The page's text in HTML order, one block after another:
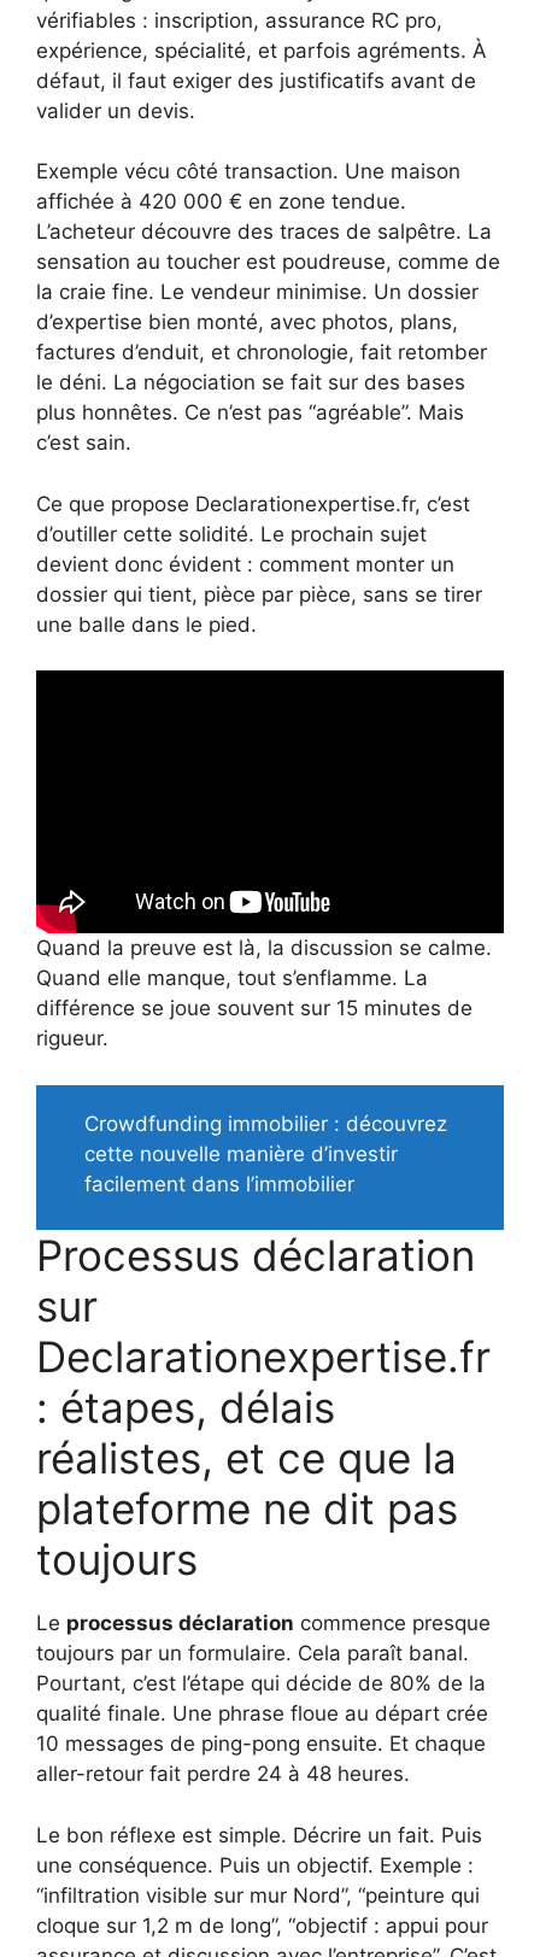
vérifiables : inscription, assurance RC pro,
expérience, spécialité, et parfois agréments. À
défaut, il faut exiger des justificatifs avant de
valider un devis.
Exemple vécu côté transaction. Une maison
affichée à 420 000 € en zone tendue.
L’acheteur découvre des traces de salpêtre. La
sensation au toucher est poudreuse, comme de
la craie fine. Le vendeur minimise. Un dossier
d’expertise bien monté, avec photos, plans,
factures d’enduit, et chronologie, fait retomber
le déni. La négociation se fait sur des bases
plus honnêtes. Ce n’est pas “agréable”. Mais
c’est sain.
Ce que propose Declarationexpertise.fr, c’est
d’outiller cette solidité. Le prochain sujet
devient donc évident : comment monter un
dossier qui tient, pièce par pièce, sans se tirer
une balle dans le pied.
Quand la preuve est là, la discussion se calme.
Quand elle manque, tout s’enflamme. La
différence se joue souvent sur 15 minutes de
rigueur.
Crowdfunding immobilier : découvrez
cette nouvelle manière d’investir
facilement dans l’immobilier
Processus déclaration
sur
Declarationexpertise.fr
: étapes, délais
réalistes, et ce que la
plateforme ne dit pas
toujours
Le processus déclaration commence presque
toujours par un formulaire. Cela paraît banal.
Pourtant, c’est l’étape qui décide de 80% de la
qualité finale. Une phrase floue au départ crée
10 messages de ping-pong ensuite. Et chaque
aller-retour fait perdre 24 à 48 heures.
Le bon réflexe est simple. Décrire un fait. Puis
une conséquence. Puis un objectif. Exemple :
“infiltration visible sur mur Nord”, “peinture qui
cloque sur 1,2 m de long”, “objectif : appui pour